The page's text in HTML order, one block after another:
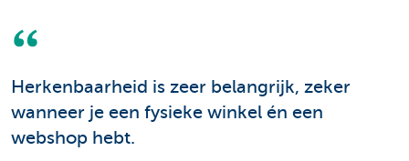
Herkenbaarheid is zeer belangrijk, zeker
wanneer je een fysieke winkel én een
webshop hebt.